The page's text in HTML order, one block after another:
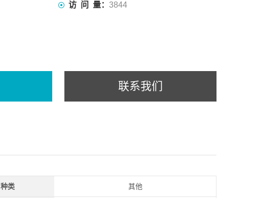
访 问 量： 3844
联系我们
种类 其他